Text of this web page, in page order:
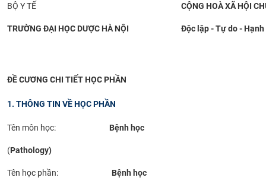
ĐÀO TẠO
ĐẢM BẢO CHẤT LƯỢNG
CỰU NGƯỜI HỌC
BỘ Y TẾ CỘNG HOÀ XÃ HỘI
TRƯỜNG ĐẠI HỌC DƯỢC HÀ NỘI Độc lập - Tự do - Hạnh
ĐỀ CƯƠNG CHI TIẾT HỌC PHẦN
1. THÔNG TIN VỀ HỌC PHẦN
Tên môn học: Bệnh học
(Pathology)
Tên học phần: Bệnh học